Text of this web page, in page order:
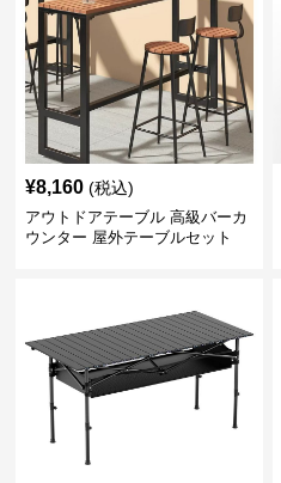
¥8,160 (税込)
アウトドアテーブル 高級バーカ
ウンター 屋外テーブルセット